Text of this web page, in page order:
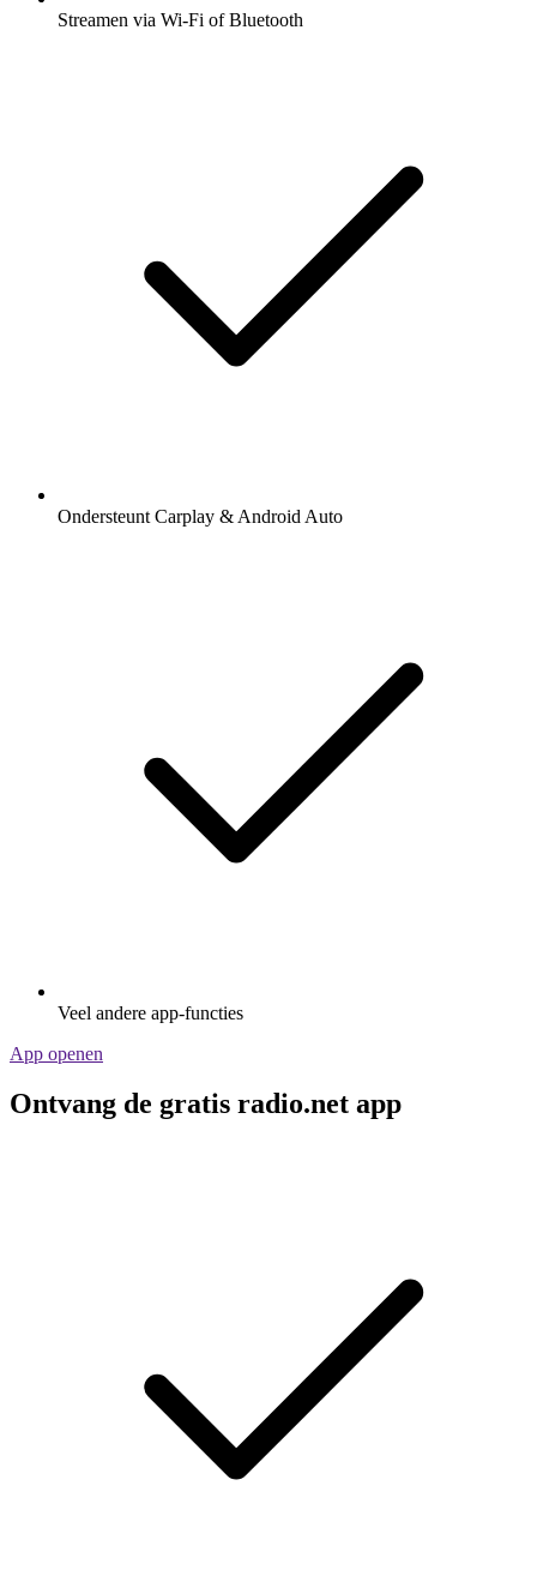
Streamen via Wi-Fi of Bluetooth
Ondersteunt Carplay & Android Auto
Veel andere app-functies
App openen
Ontvang de gratis radio.net app